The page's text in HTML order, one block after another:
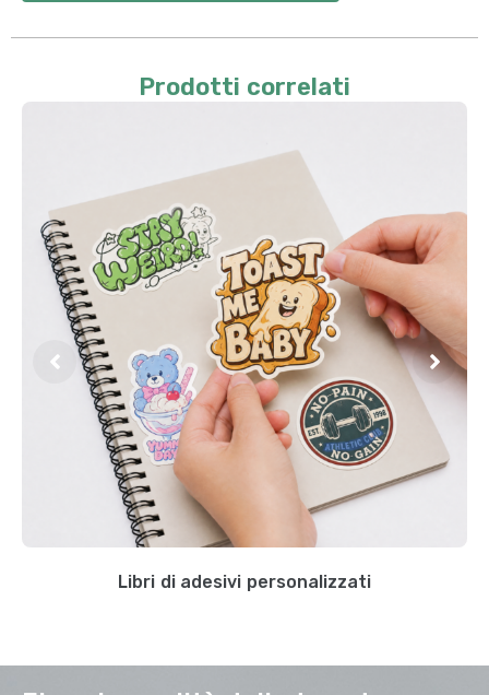
Prodotti correlati
Libri di adesivi personalizzati